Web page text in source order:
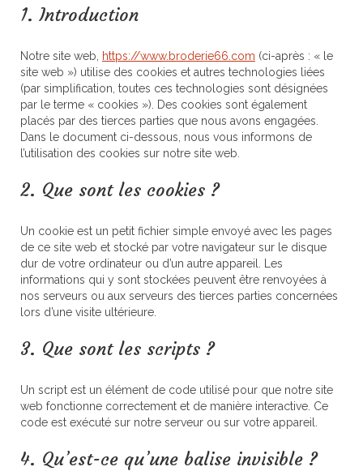
1. Introduction
Notre site web, https://www.broderie66.com (ci-après : « le
site web ») utilise des cookies et autres technologies liées
(par simplification, toutes ces technologies sont désignées
par le terme « cookies »). Des cookies sont également
placés par des tierces parties que nous avons engagées.
Dans le document ci-dessous, nous vous informons de
l’utilisation des cookies sur notre site web.
2. Que sont les cookies ?
Un cookie est un petit fichier simple envoyé avec les pages
de ce site web et stocké par votre navigateur sur le disque
dur de votre ordinateur ou d’un autre appareil. Les
informations qui y sont stockées peuvent être renvoyées à
nos serveurs ou aux serveurs des tierces parties concernées
lors d’une visite ultérieure.
3. Que sont les scripts ?
Un script est un élément de code utilisé pour que notre site
web fonctionne correctement et de manière interactive. Ce
code est exécuté sur notre serveur ou sur votre appareil.
4. Qu’est-ce qu’une balise invisible ?